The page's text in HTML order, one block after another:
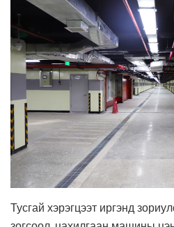
Тусгай хэрэгцээт иргэнд